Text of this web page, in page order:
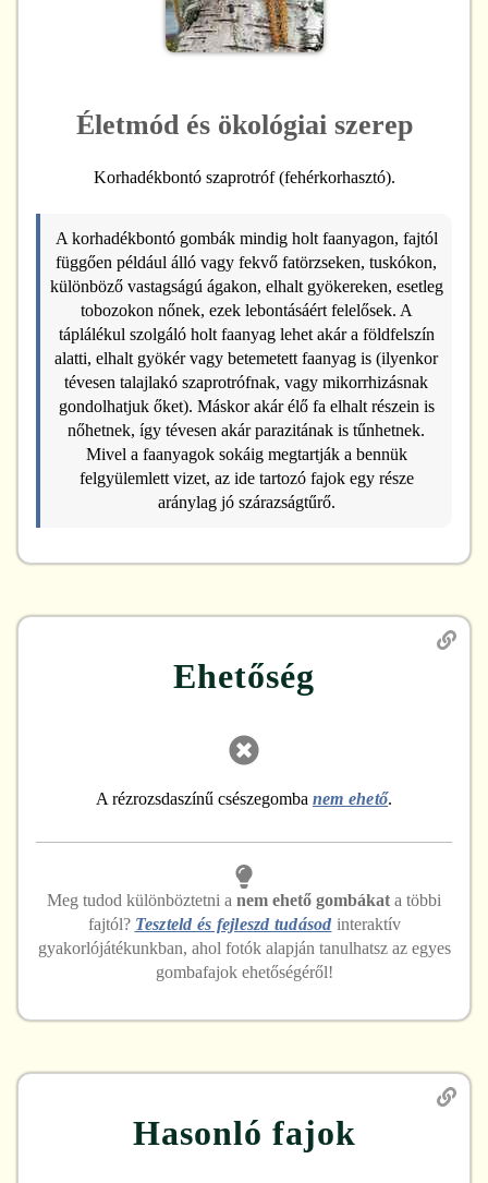
Életmód és ökológiai szerep
Korhadékbontó szaprotróf (fehérkorhasztó).
A korhadékbontó gombák mindig holt faanyagon, fajtól
függően például álló vagy fekvő fatörzseken, tuskókon,
különböző vastagságú ágakon, elhalt gyökereken, esetleg
tobozokon nőnek, ezek lebontásáért felelősek. A
táplálékul szolgáló holt faanyag lehet akár a földfelszín
alatti, elhalt gyökér vagy betemetett faanyag is (ilyenkor
tévesen talajlakó szaprotrófnak, vagy mikorrhizásnak
gondolhatjuk őket). Máskor akár élő fa elhalt részein is
nőhetnek, így tévesen akár parazitának is tűnhetnek.
Mivel a faanyagok sokáig megtartják a bennük
felgyülemlett vizet, az ide tartozó fajok egy része
aránylag jó szárazságtűrő.
Ehetőség
A rézrozsdaszínű csészegomba nem ehető.
Meg tudod különböztetni a nem ehető gombákat a többi
fajtól? Teszteld és fejleszd tudásod interaktív
gyakorlójátékunkban, ahol fotók alapján tanulhatsz az egyes
gombafajok ehetőségéről!
Hasonló fajok